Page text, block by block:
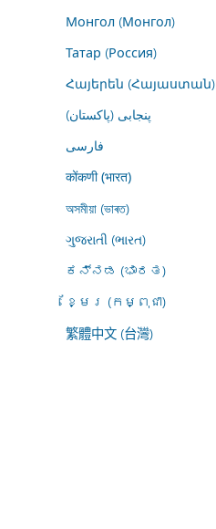
Монгол (Монгол)
Татар (Россия)
Հայերեն (Հայաստան)
پنجابی (پاکستان)
فارسى
कोंकणी (भारत)
অসমীয়া (ভাৰত)
ગુજરાતી (ભારત)
ಕನ್ನಡ (ಭಾರತ)
ខ្មែរ (កម្ពុជា)
繁體中文 (台灣)